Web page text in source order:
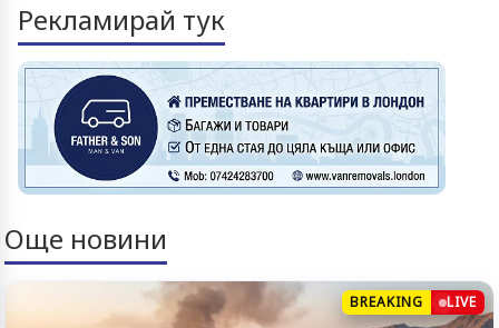
Рекламирай тук
Още новини
BREAKING LIVE